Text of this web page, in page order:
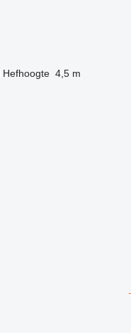
Hefhoogte 4,5 m